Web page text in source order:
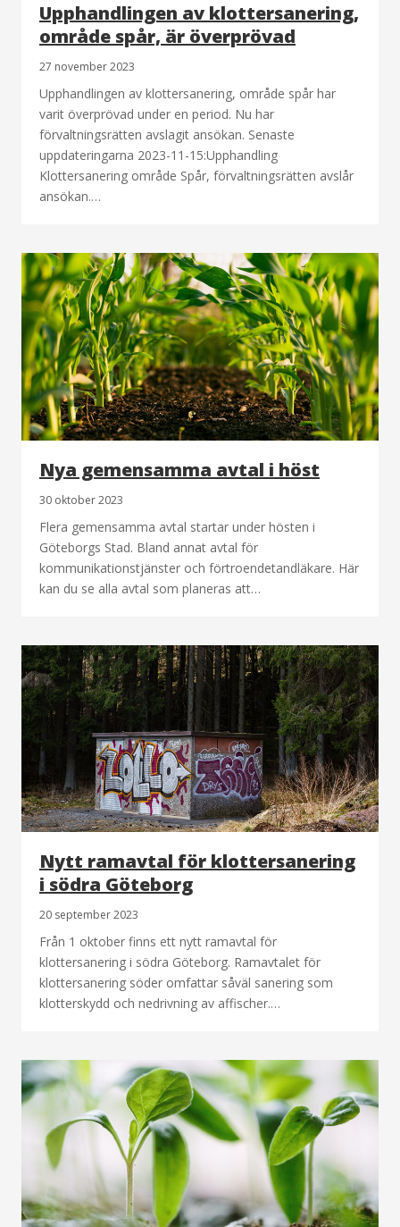
Upphandlingen av klottersanering,
område spår, är överprövad
27 november 2023
Upphandlingen av klottersanering, område spår har
varit överprövad under en period. Nu har
förvaltningsrätten avslagit ansökan. Senaste
uppdateringarna 2023-11-15:Upphandling
Klottersanering område Spår, förvaltningsrätten avslår
ansökan.…
Nya gemensamma avtal i höst
30 oktober 2023
Flera gemensamma avtal startar under hösten i
Göteborgs Stad. Bland annat avtal för
kommunikationstjänster och förtroendetandläkare. Här
kan du se alla avtal som planeras att…
Nytt ramavtal för klottersanering
i södra Göteborg
20 september 2023
Från 1 oktober finns ett nytt ramavtal för
klottersanering i södra Göteborg. Ramavtalet för
klottersanering söder omfattar såväl sanering som
klotterskydd och nedrivning av affischer.…